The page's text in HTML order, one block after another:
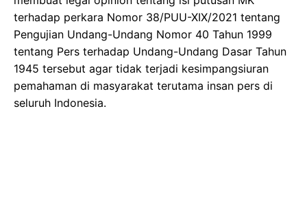
terhadap perkara Nomor 38/PUU-XIX/2021 tentang
Pengujian Undang-Undang Nomor 40 Tahun 1999
tentang Pers terhadap Undang-Undang Dasar Tahun
1945 tersebut agar tidak terjadi kesimpangsiuran
pemahaman di masyarakat terutama insan pers di
seluruh Indonesia.